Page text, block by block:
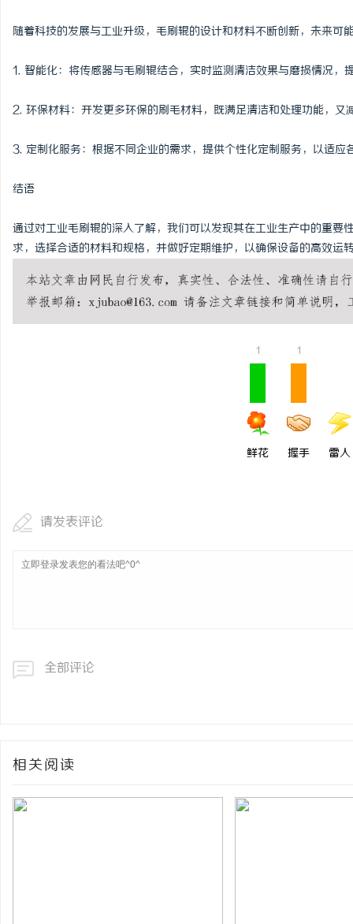
随着科技的发展与工业升级，毛刷辊的设计和材料不断创新，未来可
1. 智能化：将传感器与毛刷辊结合，实时监测清洁效果与磨损情况，
2. 环保材料：开发更多环保的刷毛材料，既满足清洁和处理功能，又
3. 定制化服务：根据不同企业的需求，提供个性化定制服务，以适应
结语
通过对工业毛刷辊的深入了解，我们可以发现其在工业生产中的重
求，选择合适的材料和规格，并做好定期维护，以确保设备的高效运
1
鲜花
1
握手 雷人
请发表评论
全部评论
相关阅读